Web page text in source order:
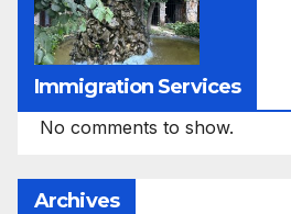
Immigration Services
No comments to show.
Archives